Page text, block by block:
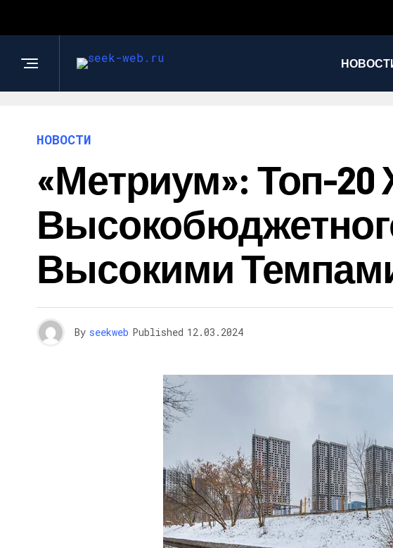
НОВОСТИ
«Метриум»: Топ-
Высокими
By seekweb Published 12.03.2024